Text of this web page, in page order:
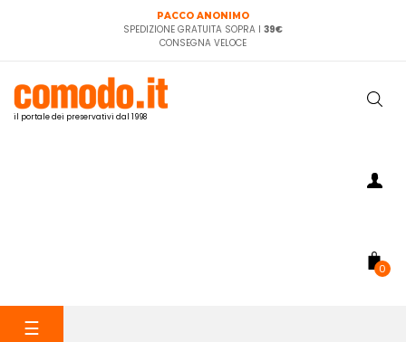
PACCO ANONIMO
SPEDIZIONE GRATUITA SOPRA I 39€
CONSEGNA VELOCE
il portale dei preservativi dal 1998
0
navigazione
☰